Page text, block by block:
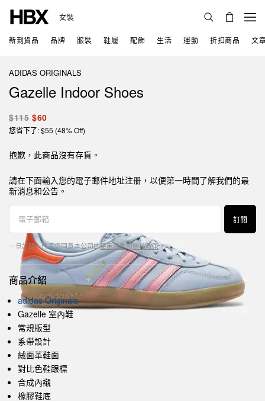
女裝
新到貨品 品牌 服裝 鞋履 配飾 生活 運動 折扣商品 文
ADIDAS ORIGINALS
Gazelle Indoor Shoes
$115 $60
您省下了: $55 (48% Off)
抱歉，此商品沒有存貨。
請在下面輸入您的電子郵件地址注册，以便第一時間了解我們的最
新消息和公告。
訂閱
一旦訂閱，代表您同意本公司的使用條款和隱私政策。
商品介紹
adidas Originals
Gazelle 室內鞋
常規版型
系帶設計
絨面革鞋面
對比色鞋跟標
合成內襯
橡膠鞋底